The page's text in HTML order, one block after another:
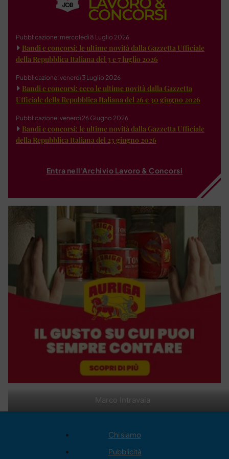
Marco Intravaia
Pubblicazione: mercoledì 8 Luglio 2026
Bandi e concorsi: le ultime novità dalla Gazzetta Ufficiale
della Repubblica Italiana del 3 e 7 luglio 2026
Pubblicazione: venerdì 3 Luglio 2026
Bandi e concorsi: ecco le ultime novità dalla Gazzetta
Ufficiale della Repubblica Italiana del 26 e 30 giugno 2026
Pubblicazione: venerdì 26 Giugno 2026
Bandi e concorsi: le ultime novità dalla Gazzetta Ufficiale
della Repubblica Italiana del 23 giugno 2026
Entra nell'Archivio Lavoro & Concorsi
Chi siamo
Pubblicità